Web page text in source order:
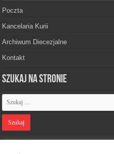
Poczta
Kancelaria Kurii
Archiwum Diecezjalne
Kontakt
Szukaj na stronie